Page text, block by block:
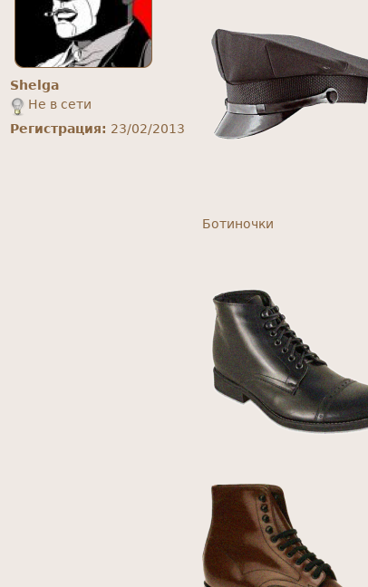
Shelga
Не в сети
Регистрация: 23/02/2013
Ботиночки